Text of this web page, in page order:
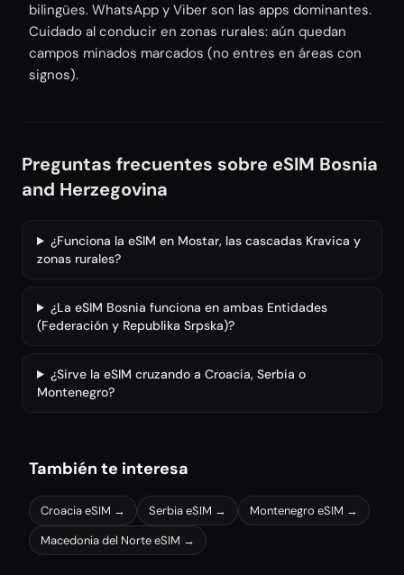
bilingües. WhatsApp y Viber son las apps dominantes.
Cuidado al conducir en zonas rurales: aún quedan
campos minados marcados (no entres en áreas con
signos).
Preguntas frecuentes sobre eSIM Bosnia
and Herzegovina
¿Funciona la eSIM en Mostar, las cascadas Kravica y
zonas rurales?
¿La eSIM Bosnia funciona en ambas Entidades
(Federación y Republika Srpska)?
¿Sirve la eSIM cruzando a Croacia, Serbia o
Montenegro?
También te interesa
CroaciaeSIM → SerbiaeSIM → Montenegro eSIM →
Macedonia del NorteeSIM →